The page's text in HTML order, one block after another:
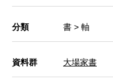
分類 書 > 軸
資料群 大場家書